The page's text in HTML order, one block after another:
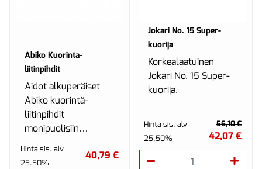
Abiko Kuorinta-
liitinpihdit
Aidot alkuperäiset
Abiko kuorintä-
liitinpihdit
monipuolisiin
kuorintatarpeisiin.
Hinta sis. alv
25.50%
40,79 €
Jokari No. 15 Super-
kuorija
Korkealaatuinen
Jokari No. 15 Super-
kuorija.
Hinta sis. alv
25.50%
56,10 €
42,07 €